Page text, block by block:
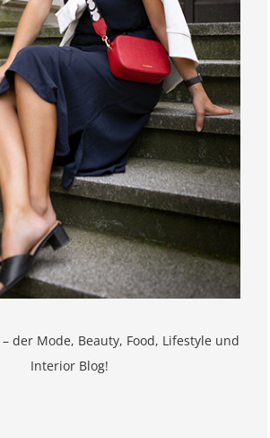
– der Mode, Beauty, Food, Lifestyle und
Interior Blog!